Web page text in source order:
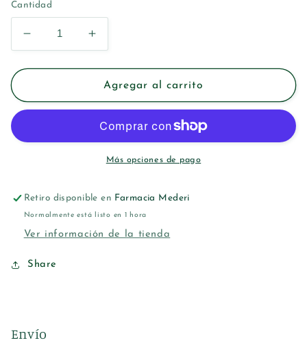
Cantidad
Reducir
cantidad
para
GINGILACER
PASTA
DENTIFRICA
75
Aumentar
cantidad
para
LACER
GINGILACER
DENTIFRICA
75
ML
Agregar al carrito
Más opciones de pago
Retiro disponible en Farmacia Mederi
Normalmente está listo en 1 hora
Ver información de la tienda
Share
Envío